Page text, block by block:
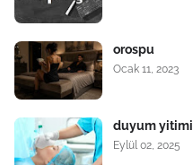
orospu
Ocak 11, 2023
duyum yitimi
Eylül 02, 2025